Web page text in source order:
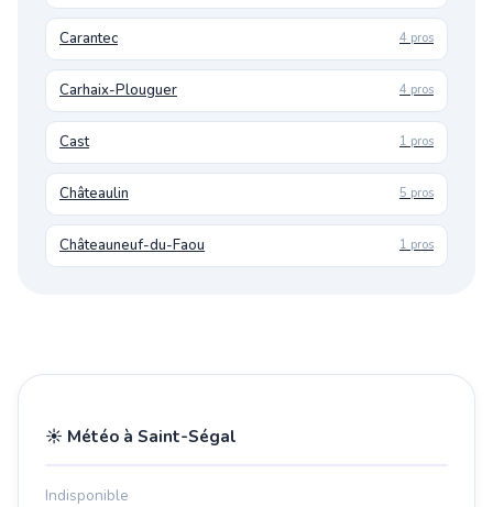
Carantec 4 pros
Carhaix-Plouguer 4 pros
Cast 1 pros
Châteaulin 5 pros
Châteauneuf-du-Faou 1 pros
☀️ Météo à Saint-Ségal
Indisponible